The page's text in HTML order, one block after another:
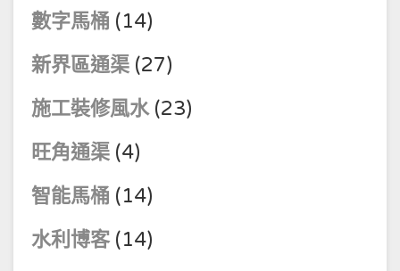
數字馬桶 (14)
新界區通渠 (27)
施工裝修風水(23)
旺角通渠 (4)
智能馬桶 (14)
水利博客(14)